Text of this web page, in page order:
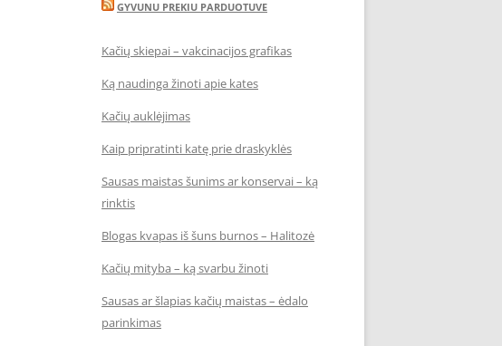
GYVUNU PREKIU PARDUOTUVE
Kačių skiepai – vakcinacijos grafikas
Ką naudinga žinoti apie kates
Kačių auklėjimas
Kaip pripratinti katę prie draskyklės
Sausas maistas šunims ar konservai – ką
rinktis
Blogas kvapas iš šuns burnos – Halitozė
Kačių mityba – ką svarbu žinoti
Sausas ar šlapias kačių maistas – ėdalo
parinkimas